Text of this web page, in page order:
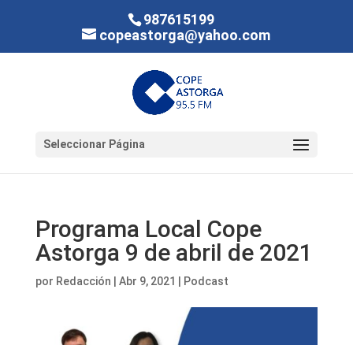
987615199
copeastorga@yahoo.com
Seleccionar Página
Programa Local Cope
Astorga 9 de abril de 2021
por Redacción Abr 9, 2021 Podcast